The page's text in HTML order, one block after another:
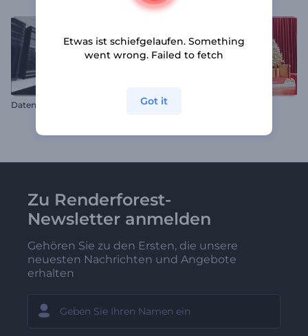
Datenzentrum Typografie Rotfarbenes Silvester
Zu Renderforest-
Newsletter anmelden
Gehören Sie zu den Ersten, die unsere
neuesten Nachrichten und Angebote
erhalten
Etwas ist schiefgelaufen. Something
went wrong. Failed to fetch
Got it